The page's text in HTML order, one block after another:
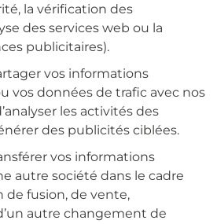
la vérification des
des services web ou la
publicitaires).
vos informations
vos données de trafic avec nos
les activités des
des publicités ciblées.
vos informations
autre société dans le cadre
de fusion, de vente,
autre changement de